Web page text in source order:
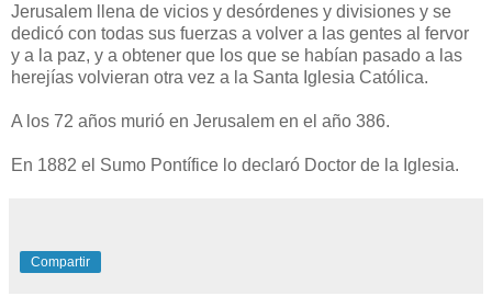
Jerusalem llena de vicios y desórdenes y divisiones y se
dedicó con todas sus fuerzas a volver a las gentes al fervor
y a la paz, y a obtener que los que se habían pasado a las
herejías volvieran otra vez a la Santa Iglesia Católica.
A los 72 años murió en Jerusalem en el año 386.
En 1882 el Sumo Pontífice lo declaró Doctor de la Iglesia.
Compartir